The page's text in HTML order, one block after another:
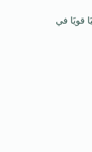
قويًا في